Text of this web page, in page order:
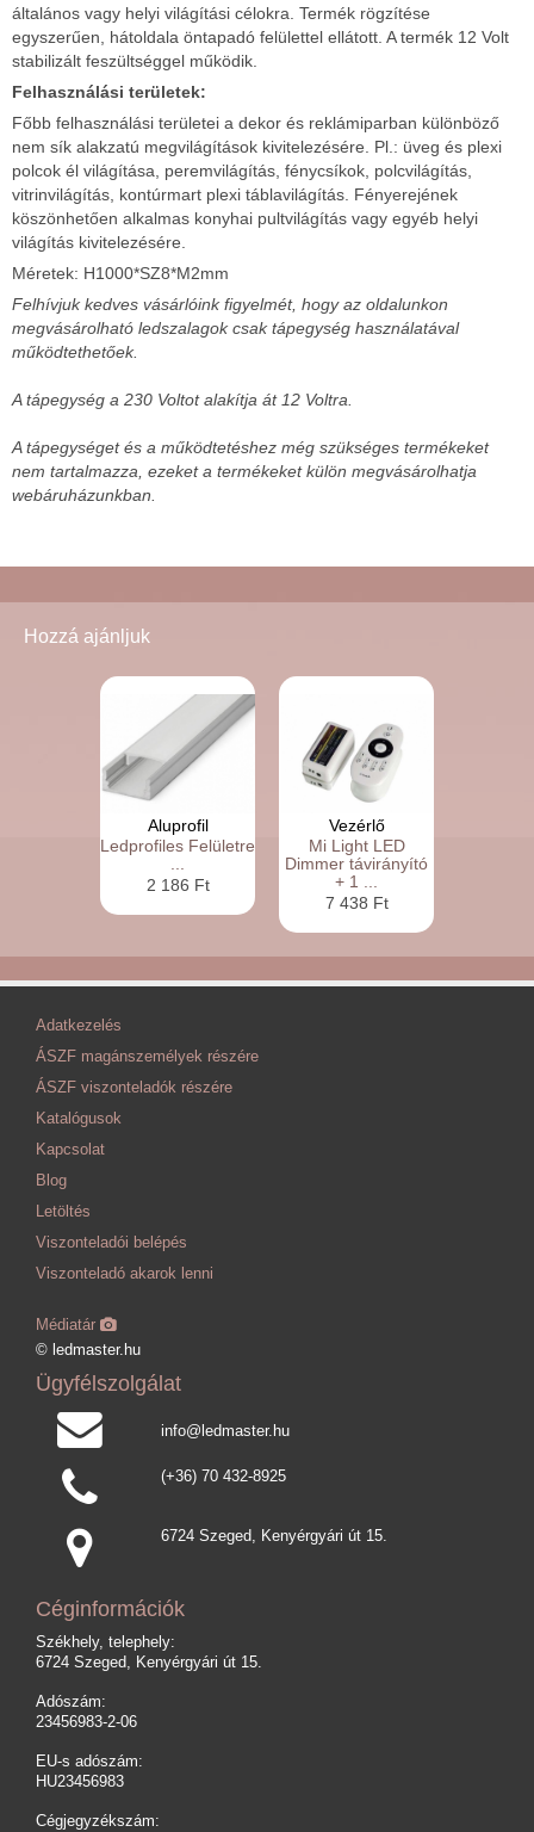
általános vagy helyi világítási célokra. Termék rögzítése
egyszerűen, hátoldala öntapadó felülettel ellátott. A termék 12 Volt
stabilizált feszültséggel működik.
Felhasználási területek:
Főbb felhasználási területei a dekor és reklámiparban különböző
nem sík alakzatú megvilágítások kivitelezésére. Pl.: üveg és plexi
polcok él világítása, peremvilágítás, fénycsíkok, polcvilágítás,
vitrinvilágítás, kontúrmart plexi táblavilágítás. Fényerejének
köszönhetően alkalmas konyhai pultvilágítás vagy egyéb helyi
világítás kivitelezésére.
Méretek: H1000*SZ8*M2mm
Felhívjuk kedves vásárlóink figyelmét, hogy az oldalunkon
megvásárolható ledszalagok csak tápegység használatával
működtethetőek.
A tápegység a 230 Voltot alakítja át 12 Voltra.
A tápegységet és a működtetéshez még szükséges termékeket
nem tartalmazza, ezeket a termékeket külön megvásárolhatja
webáruházunkban.
Hozzá ajánljuk
Aluprofil
Ledprofiles Felületre
2 186 Ft
Vezérlő
Mi Light LED
Dimmer távirányító
+ 1 ...
7 438 Ft
Adatkezelés
ÁSZF magánszemélyek részére
ÁSZF viszonteladók részére
Katalógusok
Kapcsolat
Blog
Letöltés
Viszonteladói belépés
Viszonteladó akarok lenni
Médiatár
© ledmaster.hu
Ügyfélszolgálat
info@ledmaster.hu
(+36) 70 432-8925
6724 Szeged, Kenyérgyári út 15.
Céginformációk
Székhely, telephely:
6724 Szeged, Kenyérgyári út 15.
Adószám:
23456983-2-06
EU-s adószám:
HU23456983
Cégjegyzékszám: